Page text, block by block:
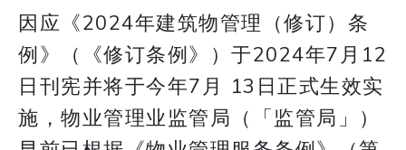
因应《2024年建筑物管理（修订）条
例》（《修订条例》）于2024年7月12
日刊宪并将于今年7月 13日正式生效实
施，物业管理业监管局（「监管局」）